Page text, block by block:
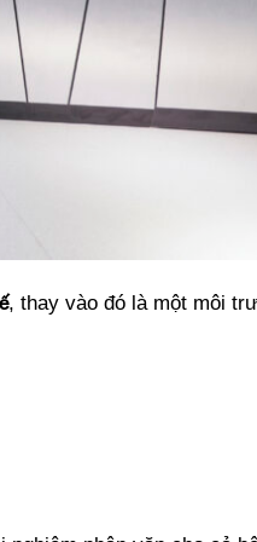
, thay vào đó là một môi